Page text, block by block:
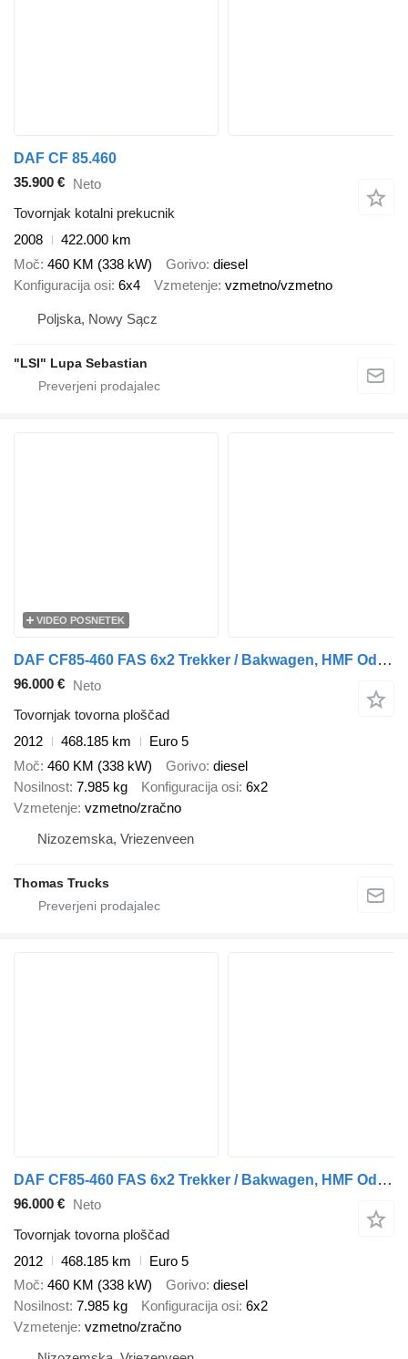
DAF CF 85.460
35.900 € Neto
Tovornjak kotalni prekucnik
2008
422.000 km
Moč 460 KM (338 kW) Gorivo diesel
Konfiguracija osi 6x4 Vzmetenje vzmetno/vzmetno
Poljska, Nowy Sącz
"LSI" Lupa Sebastian
VIDEO POSNETEK
DAF CF85-460 FAS 6x2 Trekker / Bakwagen, HMF Odin 6020 - K6
96.000 € Neto
Tovornjak tovorna ploščad
2012
468.185 km
Euro 5
Moč 460 KM (338 kW) Gorivo diesel
Nosilnost 7.985 kg Konfiguracija osi 6x2
Vzmetenje vzmetno/zračno
Nizozemska, Vriezenveen
Thomas Trucks
DAF CF85-460 FAS 6x2 Trekker / Bakwagen, HMF Odin 6020 - K6
96.000 € Neto
Tovornjak tovorna ploščad
2012
468.185 km
Euro 5
Moč 460 KM (338 kW) Gorivo diesel
Nosilnost 7.985 kg Konfiguracija osi 6x2
Vzmetenje vzmetno/zračno